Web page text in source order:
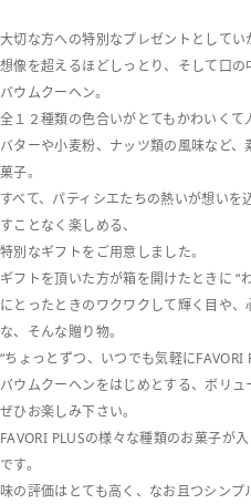
大切な方への特別なプレゼントとして
想像を超えるほどしっとり、そして口
バウムクーヘン。
全１２種類の色合いがとてもかわいくて
バターや小麦粉、ナッツ類の風味など
菓子。
すべて、パティシエたちの熱いが想い
すことなく楽しめる、
特別なギフトをご用意しました。
ギフトを頂いた方が箱を開けたときに “
にとったときのワクワクして輝く目や
な、そんな贈り物。
“ちょっとずつ、いつでも気軽に
バウムクーヘンをはじめとする、ボリュ
ぜひお楽しみ下さい。
FAVORI PLUSの様々な種類のお菓子が
です。
味の評価はとても高く、なお且つシン